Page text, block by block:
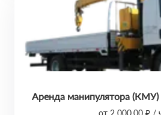
Аренда манипулятора (КМУ)
от 2 000,00 ₽ /